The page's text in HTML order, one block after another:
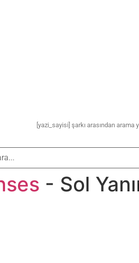
[yazi_sayisi] şarkı arasından
- Sol